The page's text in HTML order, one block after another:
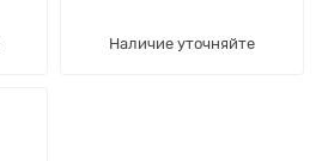
Наличие уточняйте